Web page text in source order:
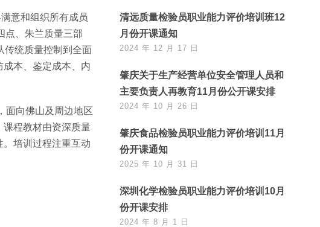
意和组织所有成员
点、朱兰质量三部
传统质量控制到全面
本、鉴定成本、内
面向佛山及周边地区
课程教材由资深质量
培训过程注重互动
清远质量检验员职业能力评价培训班12
月份开课通知
2024 年 12 月 17 日
肇庆关于生产经营单位安全管理人员和
主要负责人再教育11月份公开课安排
2024 年 10 月 26 日
肇庆食品检验员职业能力评价培训11月
份开课通知
2025 年 10 月 31 日
深圳化学检验员职业能力评价培训10月
份开课安排
2024 年 8 月 1 日